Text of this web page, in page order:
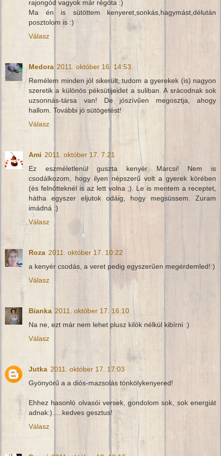
rajongód vagyok már régóta :)
Ma én is sütöttem kenyeret,sonkás,hagymást,délután
posztolom is :)
Válasz
Medora 2011. október 16. 14:53
Remélem minden jól sikerült, tudom a gyerekek (is) nagyon
szeretik a különös péksütijeidet a suliban. A srácodnak sok
uzsonnás-társa van! De jószívűen megosztja, ahogy
hallom. További jó sütögetést!
Válasz
Ami 2011. október 17. 7:21
Ez eszméletlenül guszta kenyér Marcsi! Nem is
csodálkozom, hogy ilyen népszerű volt a gyerek körében
(és felnőtteknél is az lett volna ;). Le is mentem a receptet,
hátha egyszer eljutok odáig, hogy megsüssem. Zuram
imádná :)
Válasz
Roza 2011. október 17. 10:22
a kenyér csodás, a veret pedig egyszerűen megérdemled!:)
Válasz
Bianka 2011. október 17. 16:10
Na ne, ezt már nem lehet plusz kilók nélkül kibírni :)
Válasz
Jutka 2011. október 17. 17:03
Gyönyörű a a diós-mazsolás tönkölykenyered!
Ehhez hasonló olvasói versek, gondolom sok, sok energiát
adnak:).....kedves gesztus!
Válasz